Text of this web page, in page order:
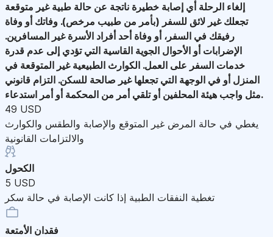
إلغاء الرحلة أي إصابة خطيرة ناتجة عن حالة طبية غير متوقعة
تجعلك غير لائق للسفر (بأمر من طبيب مرخص). وفاتك أو وفاة
رفيقك في السفر، أو وفاة أحد أفراد الأسرة غير المسافرين.
الإضرابات أو الأحوال الجوية القاسية التي تؤدي إلى عدم قدرة
خدمات السفر على العمل. الكوارث الطبيعية غير المتوقعة في
المنزل أو في الوجهة التي تجعلها غير صالحة للسكن. التزام قانوني
مثل واجب هيئة المحلفين أو تلقي أمر من المحكمة أو أمر استدعاء.
49 USD
يغطي في حالة المرض غير المتوقع والإصابة والطقس والكوارث
والالتزامات القانونية
الكحول
5 USD
تغطية النفقات الطبية إذا كانت الإصابة في حالة سكر
فقدان الأمتعة